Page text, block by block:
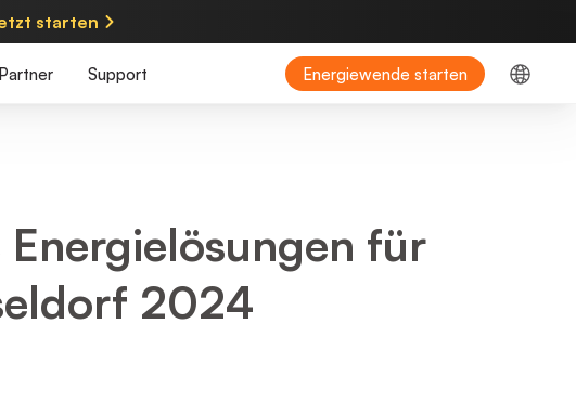
starten
Partner Support Energiewende starten
für
2024